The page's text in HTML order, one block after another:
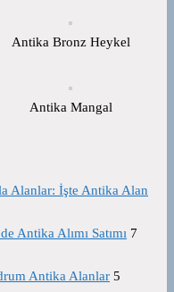
Antika Bronz Heykel
Antika Mangal
Alanlar: İşte Antika Alan
Antika Alımı Satımı 7
Antika Alanlar 5